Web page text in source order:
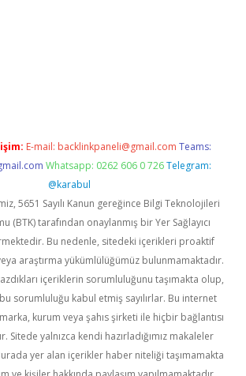
E-mail: backlinkpaneli@gmail.com Teams:
Whatsapp: 0262 606 0 726 Telegram:
@karabul
5651 Sayılı Kanun gereğince Bilgi Teknolojileri
(BTK) tarafından onaylanmış bir Yer Sağlayıcı
Bu nedenle, sitedeki içerikleri proaktif
araştırma yükümlülüğümüz bulunmamaktadır.
içeriklerin sorumluluğunu taşımakta olup,
sorumluluğu kabul etmiş sayılırlar. Bu internet
kurum veya şahıs şirketi ile hiçbir bağlantısı
Sitede yalnızca kendi hazırladığımız makaleler
yer alan içerikler haber niteliği taşımamakta